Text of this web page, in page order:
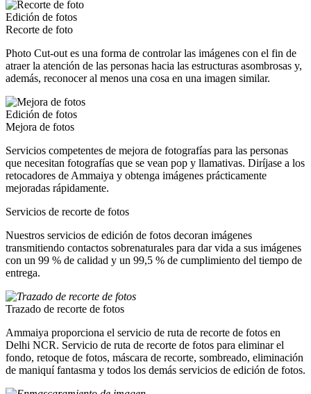
Edición de fotos
Recorte de foto
Photo Cut-out es una forma de controlar las imágenes con el fin de
atraer la atención de las personas hacia las estructuras asombrosas y,
además, reconocer al menos una cosa en una imagen similar.
Edición de fotos
Mejora de fotos
Servicios competentes de mejora de fotografías para las personas
que necesitan fotografías que se vean pop y llamativas. Diríjase a los
retocadores de Ammaiya y obtenga imágenes prácticamente
mejoradas rápidamente.
Servicios de recorte de fotos
Nuestros servicios de edición de fotos decoran imágenes
transmitiendo contactos sobrenaturales para dar vida a sus imágenes
con un 99 % de calidad y un 99,5 % de cumplimiento del tiempo de
entrega.
Trazado de recorte de fotos
Ammaiya proporciona el servicio de ruta de recorte de fotos en
Delhi NCR. Servicio de ruta de recorte de fotos para eliminar el
fondo, retoque de fotos, máscara de recorte, sombreado, eliminación
de maniquí fantasma y todos los demás servicios de edición de fotos.